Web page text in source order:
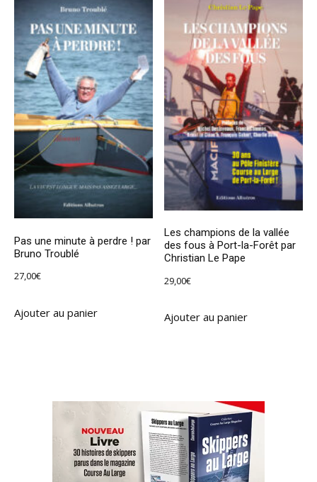
Pas une minute à perdre ! par
Bruno Troublé
27,00€
Ajouter au panier
Les champions de la vallée
des fous à Port-la-Forêt par
Christian Le Pape
29,00€
Ajouter au panier